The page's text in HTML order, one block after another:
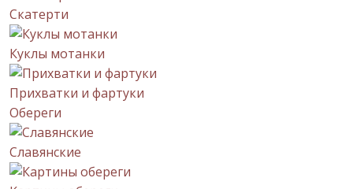
Скатерти
Куклы мотанки
Прихватки и фартуки
Обереги
Славянские